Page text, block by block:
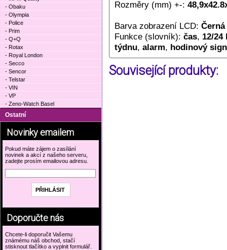
Rozměry (mm) +-:
Barva zobrazení LCD:
Funkce (slovník): čas, 12/
týdnu, alarm, hodinový
Související produkty:
- Obaku
- Olympia
- Police
- Prim
- Q+Q
- Rotax
- Royal London
- Secco
- Sencor
- Telstar
- VIN
- VP
- Zeno-Watch Basel
Ostatní
Novinky emailem
Pokud máte zájem o zasílání
novinek a akcí z našeho serveru,
zadejte prosím emailovou adresu.
Doporučte nás
Chcete-li doporučit Vašemu
známému náš obchod, stačí
stisknout tlačítko a vyplnit formulář.